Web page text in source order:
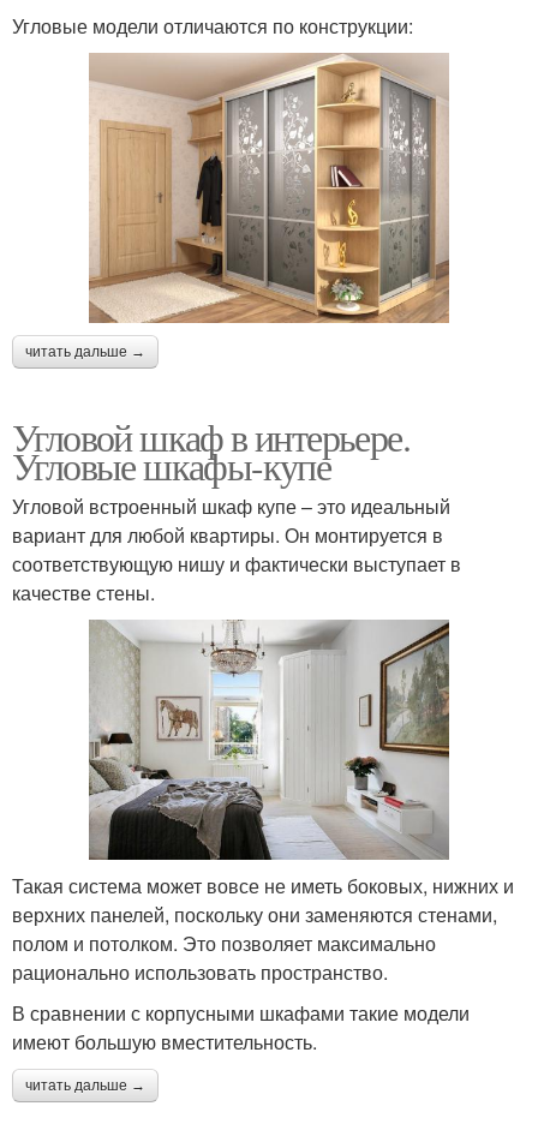
Угловые модели отличаются по конструкции:
читать дальше →
Угловой шкаф в интерьере.
Угловые шкафы-купе
Угловой встроенный шкаф купе – это идеальный
вариант для любой квартиры. Он монтируется в
соответствующую нишу и фактически выступает в
качестве стены.
Такая система может вовсе не иметь боковых, нижних и
верхних панелей, поскольку они заменяются стенами,
полом и потолком. Это позволяет максимально
рационально использовать пространство.
В сравнении с корпусными шкафами такие модели
имеют большую вместительность.
читать дальше →